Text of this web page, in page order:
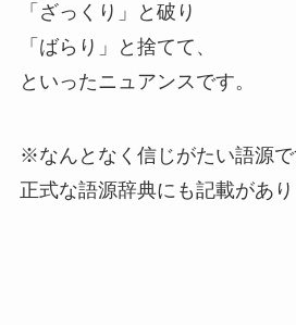
「ざっくり」と破り
「ばらり」と捨てて、
といったニュアンスです。
※なんとなく信じがたい語源
正式な語源辞典にも記載があり